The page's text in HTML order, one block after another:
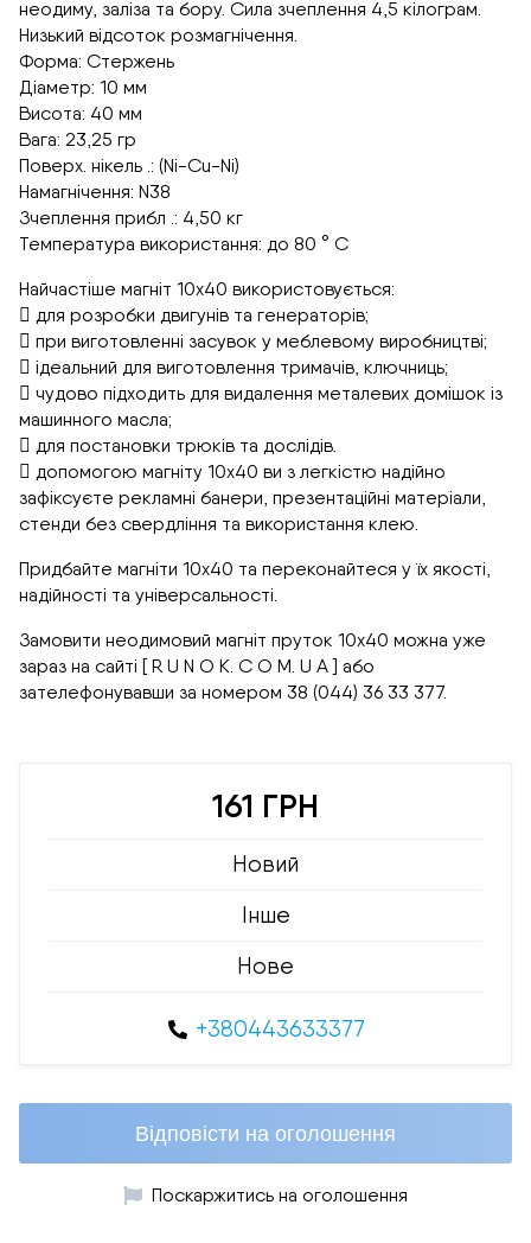
неодиму, заліза та бору. Сила зчеплення 4,5 кілограм.
Низький відсоток розмагнічення.
Форма: Стержень
Діаметр: 10 мм
Висота: 40 мм
Вага: 23,25 гр
Поверх. нікель .: (Ni-Cu-Ni)
Намагнічення: N38
Зчеплення прибл .: 4,50 кг
Температура використання: до 80 ° C
Найчастіше магніт 10х40 використовується:
 для розробки двигунів та генераторів;
 при виготовленні засувок у меблевому виробництві;
 ідеальний для виготовлення тримачів, ключниць;
 чудово підходить для видалення металевих домішок із
машинного масла;
 для постановки трюків та дослідів.
 допомогою магніту 10х40 ви з легкістю надійно
зафіксуєте рекламні банери, презентаційні матеріали,
стенди без свердління та використання клею.
Придбайте магніти 10х40 та переконайтеся у їх якості,
надійності та універсальності.
Замовити неодимовий магніт пруток 10х40 можна уже
зараз на сайті [ R U N O K. C O M. U A ] або
зателефонувавши за номером 38 (044) 36 33 377.
161 ГРН
Новий
Інше
Нове
+380443633377
Відповісти на оголошення
Поскаржитись на оголошення